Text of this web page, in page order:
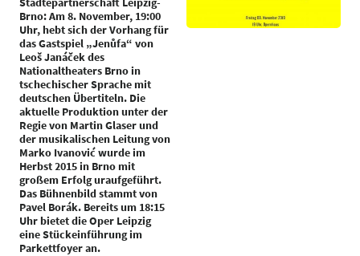
Brno: Am 8. November, 19:00
Uhr, hebt sich der Vorhang für
das Gastspiel „Jenůfa“ von
Leoš Janáček des
Nationaltheaters Brno in
tschechischer Sprache mit
deutschen Übertiteln. Die
aktuelle Produktion unter der
Regie von Martin Glaser und
der musikalischen Leitung von
Marko Ivanović wurde im
Herbst 2015 in Brno mit
großem Erfolg uraufgeführt.
Das Bühnenbild stammt von
Pavel Borák. Bereits um 18:15
Uhr bietet die Oper Leipzig
eine Stückeinführung im
Parkettfoyer an.